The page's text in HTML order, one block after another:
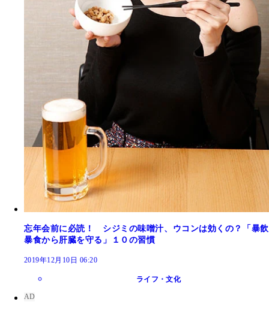
忘年会前に必読！ シジミの味噌汁、ウコンは効くの？「暴飲
暴食から肝臓を守る」１０の習慣
2019年12月10日 06:20
ライフ・文化